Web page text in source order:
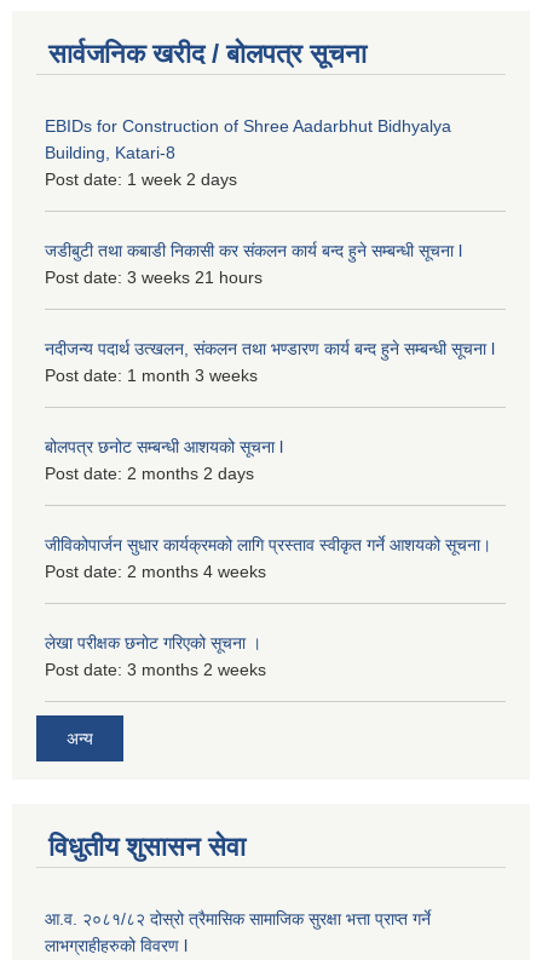
सार्वजनिक खरीद / बोलपत्र सूचना
EBIDs for Construction of Shree Aadarbhut Bidhyalya
Building, Katari-8
Post date: 1 week 2 days
जडीबुटी तथा कबाडी निकासी कर संकलन कार्य बन्द हुने सम्बन्धी सूचना l
Post date: 3 weeks 21 hours
नदीजन्य पदार्थ उत्खलन, संकलन तथा भण्डारण कार्य बन्द हुने सम्बन्धी सूचना l
Post date: 1 month 3 weeks
बोलपत्र छनोट सम्बन्धी आशयको सूचना l
Post date: 2 months 2 days
जीविकोपार्जन सुधार कार्यक्रमको लागि प्रस्ताव स्वीकृत गर्ने आशयको सूचना।
Post date: 2 months 4 weeks
लेखा परीक्षक छनोट गरिएको सूचना ।
Post date: 3 months 2 weeks
अन्य
विधुतीय शुसासन सेवा
आ.व. २०८१/८२ दोस्रो त्रैमासिक सामाजिक सुरक्षा भत्ता प्राप्त गर्ने
लाभग्राहीहरुको विवरण l